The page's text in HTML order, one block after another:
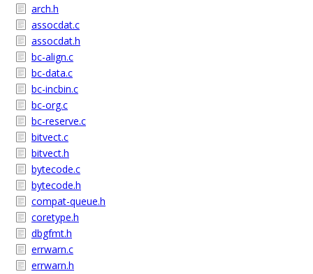
arch.h
assocdat.c
assocdat.h
bc-align.c
bc-data.c
bc-incbin.c
bc-org.c
bc-reserve.c
bitvect.c
bitvect.h
bytecode.c
bytecode.h
compat-queue.h
coretype.h
dbgfmt.h
errwarn.c
errwarn.h